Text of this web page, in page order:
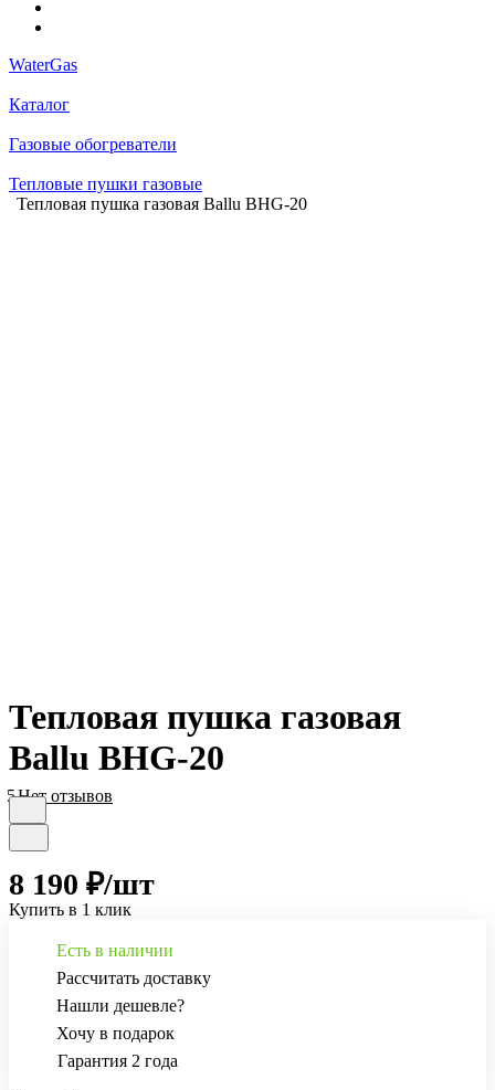
WaterGas
Каталог
Газовые обогреватели
Тепловые пушки газовые
Тепловая пушка газовая Ballu BHG-20
Тепловая пушка газовая
Ballu BHG-20
5Нет отзывов
8 190 ₽/шт
Купить в 1 клик
Есть в наличии
Рассчитать доставку
Нашли дешевле?
Хочу в подарок
Гарантия 2 года